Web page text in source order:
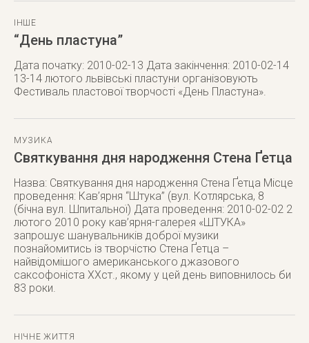
ІНШЕ
“День пластуна”
Дата початку: 2010-02-13 Дата закінчення: 2010-02-14
13-14 лютого львівські пластуни організовують
Фестиваль пластової творчості «День Пластуна».
МУЗИКА
Святкування дня народження Стена Ґетца
Назва: Святкування дня народження Стена Ґетца Місце
проведення: Кав’ярня “Штука” (вул. Котлярська, 8
(бічна вул. Шпитальної) Дата проведення: 2010-02-02 2
лютого 2010 року кав’ярня-галерея «ШТУКА»
запрошує шанувальників доброї музики
познайомитись із творчістю Стена Ґетца –
найвідомішого американського джазового
саксофоніста ХХст., якому у цей день виповнилось би
83 роки.
НІЧНЕ ЖИТТЯ